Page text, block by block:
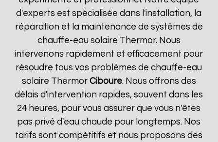
d'experts est spécialisée dans l'installation, la
réparation et la maintenance de systèmes de
chauffe-eau solaire Thermor. Nous
intervenons rapidement et efficacement pour
résoudre tous vos problèmes de chauffe-eau
solaire Thermor Ciboure. Nous offrons des
délais d'intervention rapides, souvent dans les
24 heures, pour vous assurer que vous n'êtes
pas privé d'eau chaude pour longtemps. Nos
tarifs sont compétitifs et nous proposons des